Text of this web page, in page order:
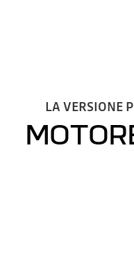
LA VERSIONE